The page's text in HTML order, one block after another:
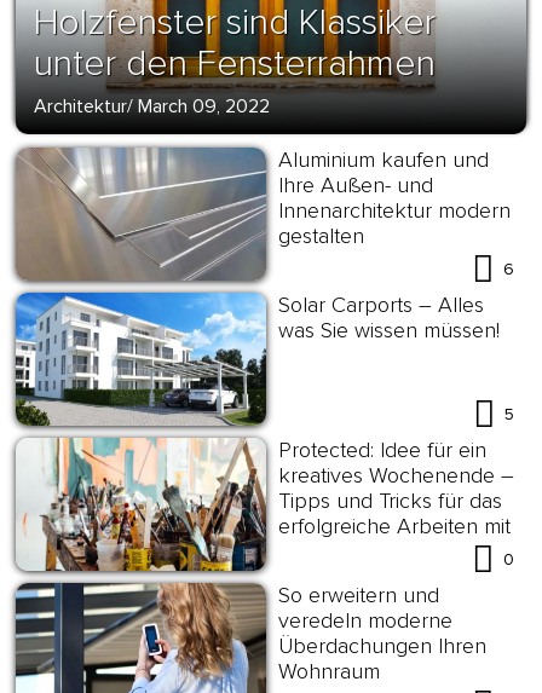
Holzfenster sind Klassiker
unter den Fensterrahmen
Architektur/ March 09, 2022
Aluminium kaufen und
Ihre Außen- und
Innenarchitektur modern
gestalten
6
Solar Carports – Alles
was Sie wissen müssen!
5
Protected: Idee für ein
kreatives Wochenende –
Tipps und Tricks für das
erfolgreiche Arbeiten mit
0
So erweitern und
veredeln moderne
Überdachungen Ihren
Wohnraum